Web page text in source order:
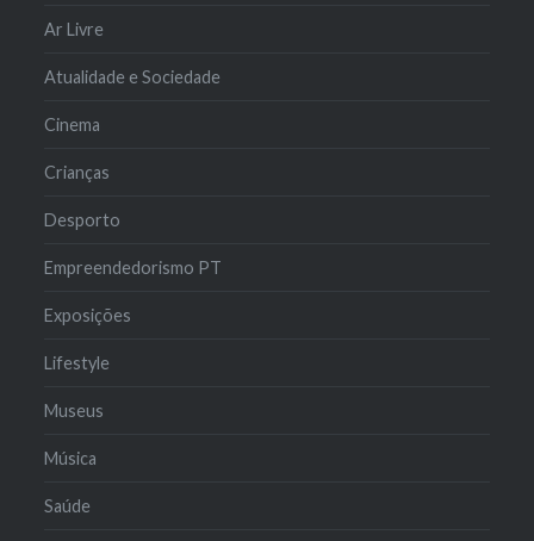
Ar Livre
Atualidade e Sociedade
Cinema
Crianças
Desporto
Empreendedorismo PT
Exposições
Lifestyle
Museus
Música
Saúde